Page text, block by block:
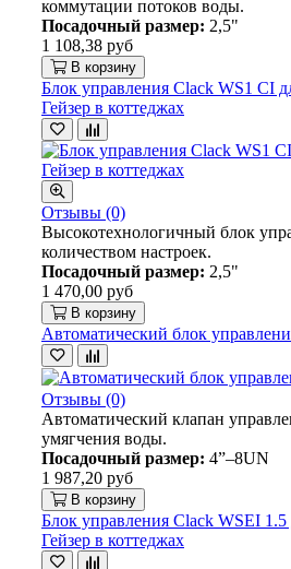
коммутации потоков воды.
Посадочный размер: 2,5"
1 108,38 руб
В корзину
Блок управления Clack WS1 CI
Гейзер в коттеджах
Отзывы (0)
Высокотехнологичный блок
количеством настроек.
Посадочный размер: 2,5"
1 470,00 руб
В корзину
Автоматический блок
Отзывы (0)
Автоматический клапан
умягчения воды.
Посадочный размер: 4”–8UN
1 987,20 руб
В корзину
Блок управления Clack WSEI 1.5
Гейзер в коттеджах